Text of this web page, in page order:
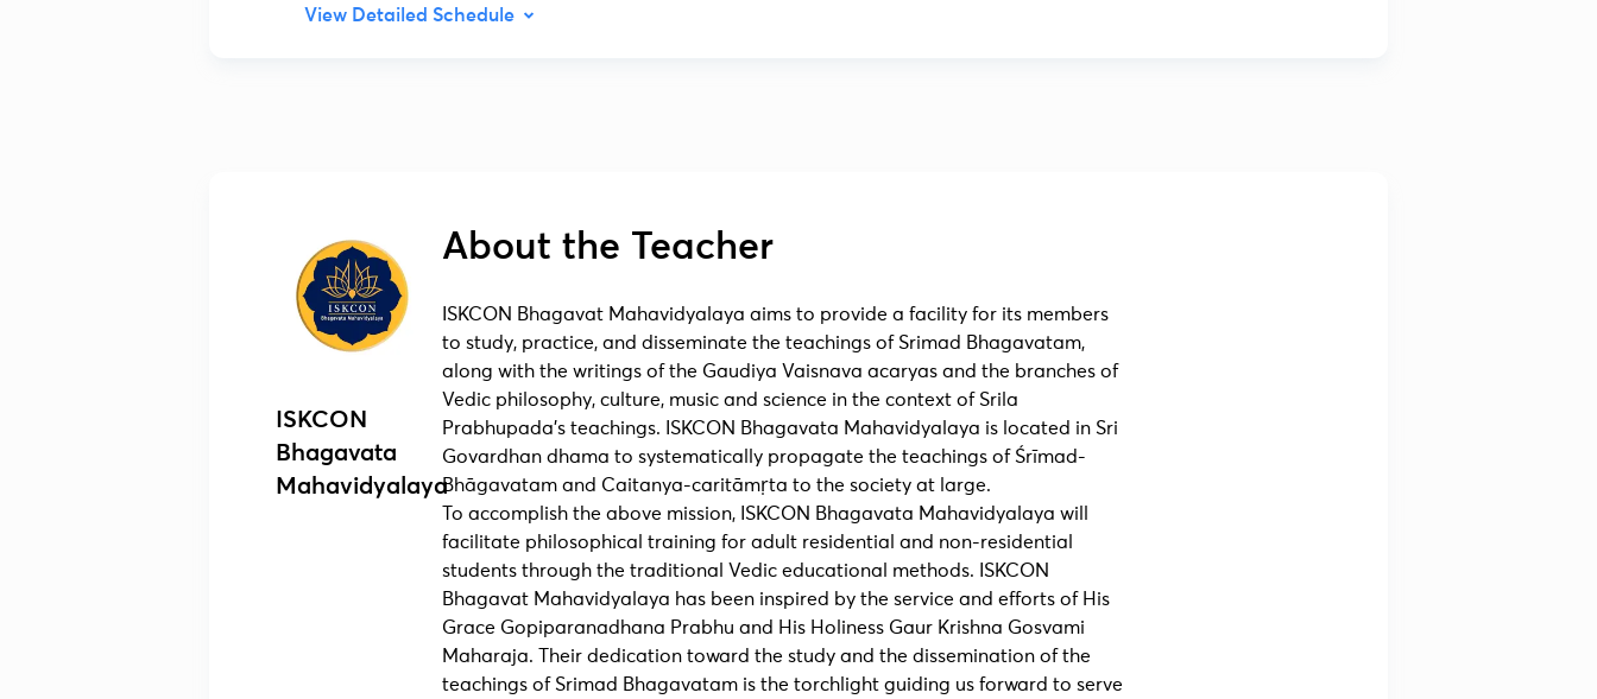
View Detailed Schedule
ISKCON
Bhagavata
Mahavidyalaya
About the Teacher
ISKCON Bhagavat Mahavidyalaya aims to provide a facility for its members
to study, practice, and disseminate the teachings of Srimad Bhagavatam,
along with the writings of the Gaudiya Vaisnava acaryas and the branches of
Vedic philosophy, culture, music and science in the context of Srila
Prabhupada’s teachings. ISKCON Bhagavata Mahavidyalaya is located in Sri
Govardhan dhama to systematically propagate the teachings of Śrīmad-
Bhāgavatam and Caitanya-caritāmṛta to the society at large.
To accomplish the above mission, ISKCON Bhagavata Mahavidyalaya will
facilitate philosophical training for adult residential and non-residential
students through the traditional Vedic educational methods. ISKCON
Bhagavat Mahavidyalaya has been inspired by the service and efforts of His
Grace Gopiparanadhana Prabhu and His Holiness Gaur Krishna Gosvami
Maharaja. Their dedication toward the study and the dissemination of the
teachings of Srimad Bhagavatam is the torchlight guiding us forward to serve